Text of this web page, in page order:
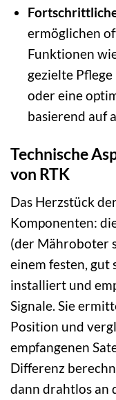
ermöglichen
Funktionen
gezielte
oder eine
basierend auf
Technische
von RTK
Das Herzstück
Komponenten:
(der Mähroboter
einem festen, gut
installiert und
Signale. Sie
Position und
empfangenen
Differenz
dann drahtlos an